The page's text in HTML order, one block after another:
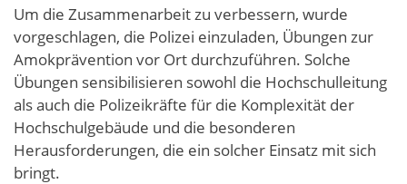
Um die Zusammenarbeit zu verbessern, wurde
vorgeschlagen, die Polizei einzuladen, Übungen zur
Amokprävention vor Ort durchzuführen. Solche
Übungen sensibilisieren sowohl die Hochschulleitung
als auch die Polizeikräfte für die Komplexität der
Hochschulgebäude und die besonderen
Herausforderungen, die ein solcher Einsatz mit sich
bringt.